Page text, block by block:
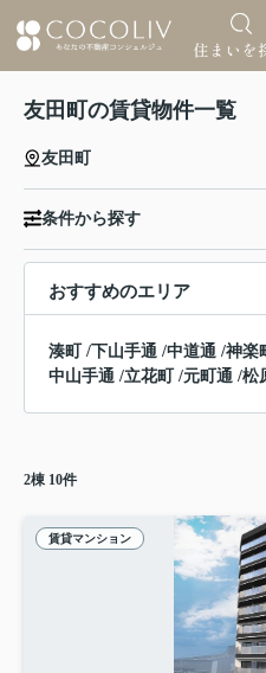
友田町の賃貸物件一覧
友田町
条件から探す
おすすめのエリア
湊町/下山手通 /中道通 /神楽
中山手通 /立花町/元町通 /松
2棟 10件
賃貸マンション